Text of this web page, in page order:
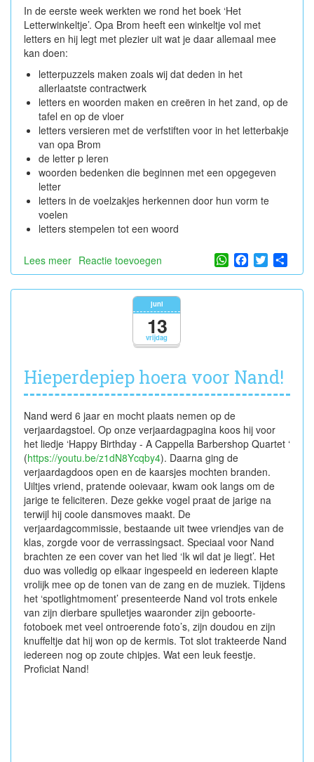
In de eerste week werkten we rond het boek ‘Het
Letterwinkeltje’. Opa Brom heeft een winkeltje vol met
letters en hij legt met plezier uit wat je daar allemaal mee
kan doen:
letterpuzzels maken zoals wij dat deden in het
allerlaatste contractwerk
letters en woorden maken en creëren in het zand, op de
tafel en op de vloer
letters versieren met de verfstiften voor in het letterbakje
van opa Brom
de letter p leren
woorden bedenken die beginnen met een opgegeven
letter
letters in de voelzakjes herkennen door hun vorm te
voelen
letters stempelen tot een woord
Lees meer over
Thema
'Spelen
Reactie toevoegen WhatsApp
Facebook
Twitter
vrijdag
juni
13
Hieperdepiep hoera voor Nand!
Nand werd 6 jaar en mocht plaats nemen op de
verjaardagstoel. Op onze verjaardagpagina koos hij voor
het liedje ‘Happy Birthday - A Cappella Barbershop Quartet ‘
(https://youtu.be/z1dN8Ycqby4). Daarna ging de
verjaardagdoos open en de kaarsjes mochten branden.
Uiltjes vriend, pratende ooievaar, kwam ook langs om de
jarige te feliciteren. Deze gekke vogel praat de jarige na
terwijl hij coole dansmoves maakt. De
verjaardagcommissie, bestaande uit twee vriendjes van de
klas, zorgde voor de verrassingsact. Speciaal voor Nand
brachten ze een cover van het lied ‘Ik wil dat je liegt’. Het
duo was volledig op elkaar ingespeeld en iedereen klapte
vrolijk mee op de tonen van de zang en de muziek. Tijdens
het ‘spotlightmoment’ presenteerde Nand vol trots enkele
van zijn dierbare spulletjes waaronder zijn geboorte-
fotoboek met veel ontroerende foto’s, zijn doudou en zijn
knuffeltje dat hij won op de kermis. Tot slot trakteerde Nand
iedereen nog op zoute chipjes. Wat een leuk feestje.
Proficiat Nand!